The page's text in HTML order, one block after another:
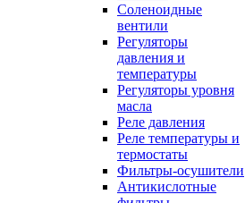
Соленоидные
вентили
Регуляторы
давления и
температуры
Регуляторы уровня
масла
Реле давления
Реле температуры и
термостаты
Фильтры-осушители
Антикислотные